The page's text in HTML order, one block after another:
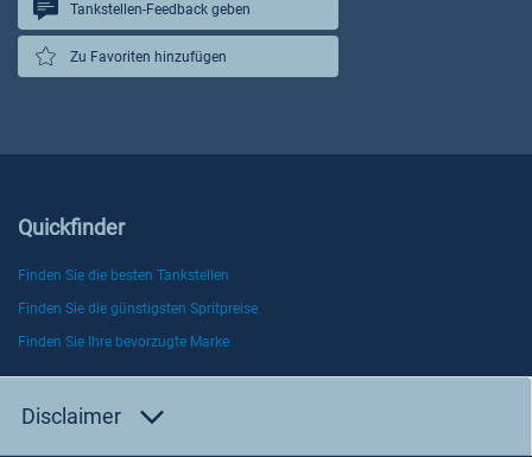
Tankstellen-Feedback geben
Zu Favoriten hinzufügen
Quickfinder
Finden Sie die besten Tankstellen
Finden Sie die günstigsten Spritpreise
Finden Sie Ihre bevorzugte Marke
Disclaimer